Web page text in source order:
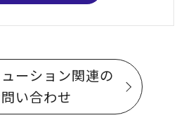
ーション関連の
い合わせ